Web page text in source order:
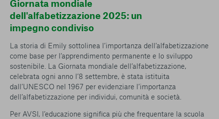
Giornata mondiale
dell'alfabetizzazione 2025: un
impegno condiviso
La storia di Emily sottolinea l’importanza dell’alfabetizzazione
come base per l’apprendimento permanente e lo sviluppo
sostenibile. La Giornata mondiale dell’alfabetizzazione,
celebrata ogni anno l’8 settembre, è stata istituita
dall’UNESCO nel 1967 per evidenziare l’importanza
dell’alfabetizzazione per individui, comunità e società.
Per AVSI, l’educazione significa più che frequentare la scuola